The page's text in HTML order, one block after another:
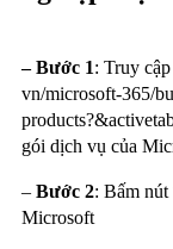
– Bước 1: Truy
vn/microsoft-365/
gói dịch vụ của
– Bước 2: Bấm nút
Microsoft